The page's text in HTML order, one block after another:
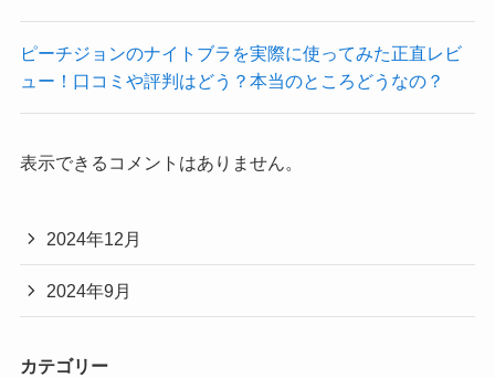
ピーチジョンのナイトブラを実際に使ってみた正直レビ
ュー！口コミや評判はどう？本当のところどうなの？
表示できるコメントはありません。
2024年12月
2024年9月
カテゴリー